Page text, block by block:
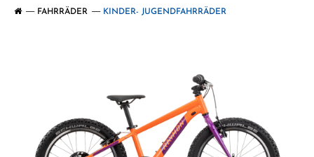
FAHRRÄDER KINDER- JUGENDFAHRRÄDER